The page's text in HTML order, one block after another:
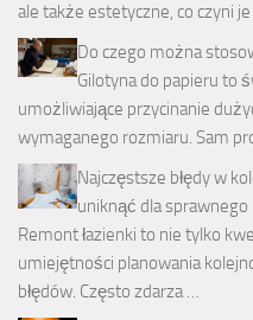
ale także estetyczne, co czyni
Do czego można
Gilotyna do papieru to
umożliwiające przycinanie
wymaganego rozmiaru. Sam
Najczęstsze błędy w
uniknąć dla
Remont łazienki to nie tylko
umiejętności planowania
błędów. Często zdarza …